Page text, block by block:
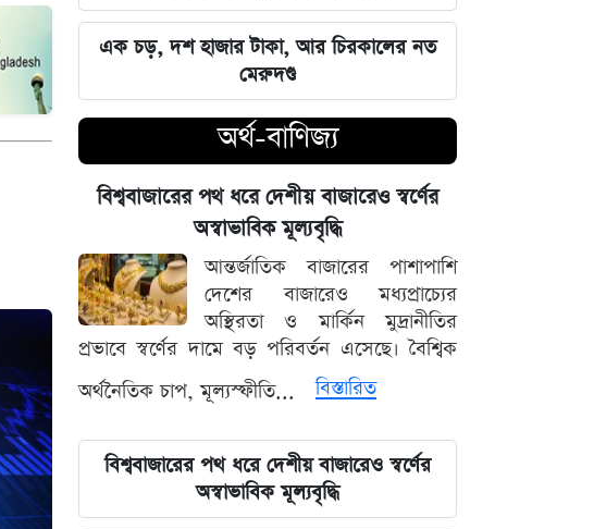
দেবিদ্বার ম্যানেজিং কমিটির সভাপতি
নির্বাচিত মিজানুর রহমান মাস্টার
জুলাইয়ের চেতনাকে হৃদয়ে ধারণ করতে
হবে, যেন তা হারিয়ে না যায়: ভারপ্রাপ্ত
রাষ্ট্রপতি
ভারত সরকারের আলটিমেটামের মুখে
নতিস্বীকার, ভুল স্বীকার করল মেটা
লঙ্কা প্রিমিয়ার লিগে ভারতীয় কিংবদন্তির
আগমন, মালিকানায় বড় চমক
জুলাই কার-এ নিয়ে বিভাজন করলে অর্জন
আগামী ৪৮ ঘণ্টার আবহাওয়ার চিত্র: ঝোড়ো
বৃষ্টি নিয়ে সতর্কবার্তা
এক চড়, দশ হাজার টাকা, আর চিরকালের নত
মেরুদণ্ড
অর্থ-বাণিজ্য
বিশ্ববাজারের পথ ধরে দেশীয় বাজারেও স্বর্ণের
অস্বাভাবিক মূল্যবৃদ্ধি
আন্তর্জাতিক বাজারের পাশাপাশি
দেশের বাজারেও মধ্যপ্রাচ্যের
অস্থিরতা ও মার্কিন মুদ্রানীতির
প্রভাবে স্বর্ণের দামে বড় পরিবর্তন এসেছে। বৈশ্বিক
অর্থনৈতিক চাপ, মূল্যস্ফীতি...
বিস্তারিত
বিশ্ববাজারের পথ ধরে দেশীয় বাজারেও স্বর্ণের
অস্বাভাবিক মূল্যবৃদ্ধি